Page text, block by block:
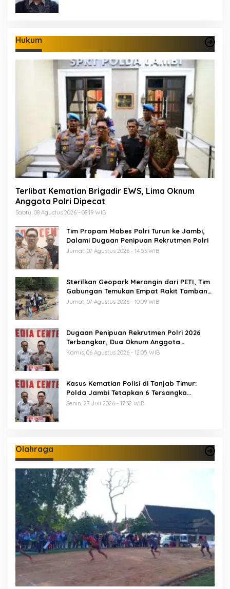
Hukum
Terlibat Kematian Brigadir EWS, Lima Oknum
Anggota Polri Dipecat
Sabtu, 08 Agustus 2026 - 08:19 WIB
Tim Propam Mabes Polri Turun ke Jambi,
Dalami Dugaan Penipuan Rekrutmen Polri
Jumat, 07 Agustus 2026 - 14:53 WIB
Sterilkan Geopark Merangin dari PETI, Tim
Gabungan Temukan Empat Rakit Tambang
Ilegal
Jumat, 07 Agustus 2026 - 10:09 WIB
Dugaan Penipuan Rekrutmen Polri 2026
Terbongkar, Dua Oknum Anggota
Diamankan Propam Polda Jambi
Kamis, 06 Agustus 2026 - 12:05 WIB
Kasus Kematian Polisi di Tanjab Timur:
Polda Jambi Tetapkan 6 Tersangka
Termasuk 5 Anggota Polri
Senin, 27 Juli 2026 - 17:32 WIB
Olahraga